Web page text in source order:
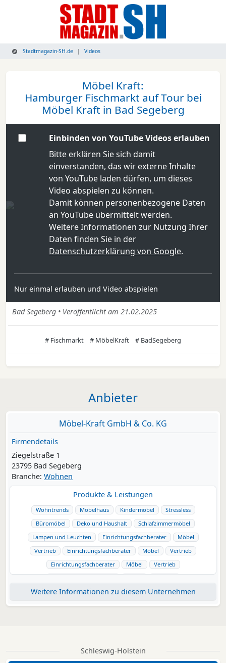
Stadtmagazin-SH.de Videos
Möbel Kraft:
Hamburger Fischmarkt auf Tour bei
Möbel Kraft in Bad Segeberg
Einbinden von YouTube Videos erlauben
Bitte erklären Sie sich damit
einverstanden, das wir externe Inhalte
von YouTube laden dürfen, um dieses
Video abspielen zu können.
Damit können personenbezogene Daten
an YouTube übermittelt werden.
Weitere Informationen zur Nutzung Ihrer
Daten finden Sie in der
Datenschutzerklärung von Google.
Nur einmal erlauben und Video abspielen
Bad Segeberg • Veröffentlicht am 21.02.2025
# Fischmarkt # MöbelKraft # BadSegeberg
Anbieter
Möbel-Kraft GmbH & Co. KG
Firmendetails
Ziegelstraße 1
23795 Bad Segeberg
Branche: Wohnen
Produkte & Leistungen
Wohntrends Möbelhaus Kindermöbel
Stressless
Büromöbel
Deko und Haushalt
Schlafzimmermöbel
Lampen und Leuchten
Einrichtungsfachberater
Möbel
Vertrieb
Einrichtungsfachberater Möbel
Vertrieb
Einrichtungsfachberater
Möbel
Vertrieb
Einrichtungsfachberater
Möbel Vertrieb
Weitere Informationen zu diesem Unternehmen
Schleswig-Holstein